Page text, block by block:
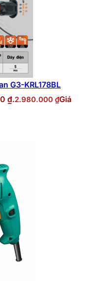
G3-KRL178BL
₫.2.980.000 ₫Giá